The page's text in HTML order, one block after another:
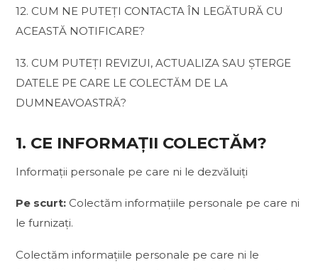
12. CUM NE PUTEȚI CONTACTA ÎN LEGĂTURĂ CU
ACEASTĂ NOTIFICARE?
13. CUM PUTEȚI REVIZUI, ACTUALIZA SAU ȘTERGE
DATELE PE CARE LE COLECTĂM DE LA
DUMNEAVOASTRĂ?
1. CE INFORMAȚII COLECTĂM?
Informații personale pe care ni le dezvăluiți
Pe scurt: Colectăm informațiile personale pe care ni
le furnizați.
Colectăm informațiile personale pe care ni le